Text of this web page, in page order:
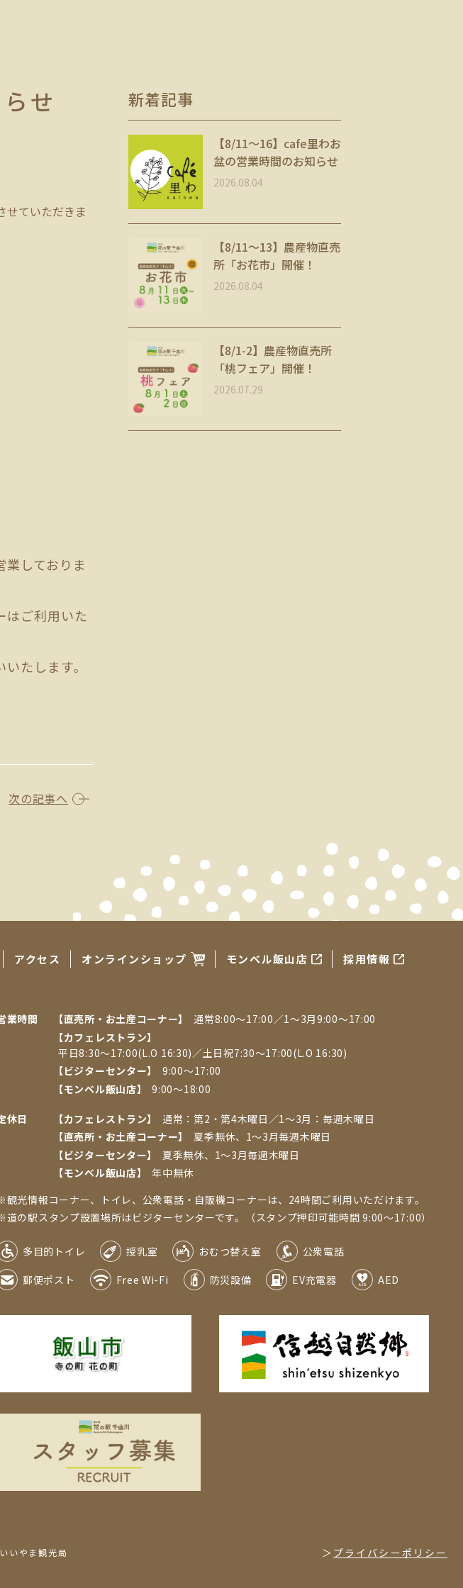
せ
せていただきま
しておりま
はご利用いた
たします。
次の記事へ
新着記事
【8/11〜16】cafe里わお
盆の営業時間のお知らせ
2026.08.04
【8/11～13】農産物直売
所「お花市」開催！
2026.08.04
【8/1-2】農産物直売所
「桃フェア」開催！
2026.07.29
アクセス オンラインショップ モンベル飯山店 採用情報
業時間 【直売所・お⼟産コーナー】
通常8:00〜17:00／1〜3月9:00〜17:00
【カフェレストラン】
平日8:30～17:00(L.O 16:30)／土日祝7:30～17:00(L.O 16:30)
【ビジターセンター】
9:00～17:00
【モンベル飯山店】
9:00～18:00
休日 【カフェレストラン】
通常：第2・第4木曜日／1〜3⽉：毎週⽊曜⽇
【直売所・お土産コーナー】
夏季無休、1〜3⽉毎週⽊曜⽇
【ビジターセンター】
夏季無休、1～3月毎週木曜日
【モンベル飯山店】
年中無休
観光情報コーナー、トイレ、公衆電話・自販機コーナーは、24時間ご利用いただけます。
道の駅スタンプ設置場所はビジターセンターです。（スタンプ押印可能時間 9:00～17:00）
多目的トイレ 授乳室 おむつ替え室
公衆電話
郵便ポスト
Free Wi-Fi 防災設備 EV充電器 AED
プライバシーポリシー
いやま観光局